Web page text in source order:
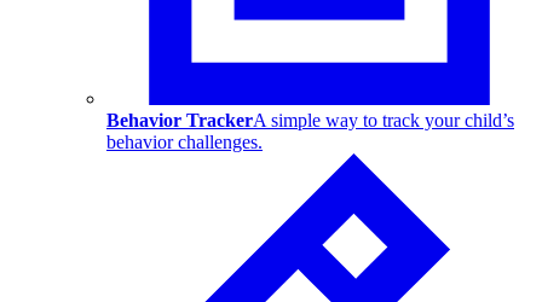
Behavior TrackerA simple way to track your child’s
behavior challenges.